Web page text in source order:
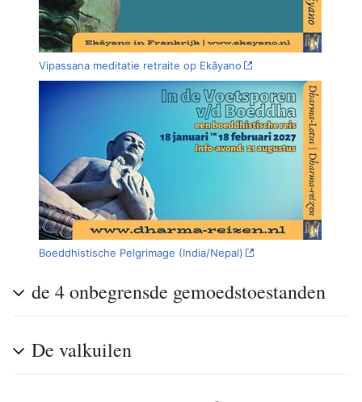
Vipassana meditatie retraite op Ekãyano
Boeddhistische Pelgrimage (India/Nepal)
de 4 onbegrensde gemoedstoestanden
De valkuilen